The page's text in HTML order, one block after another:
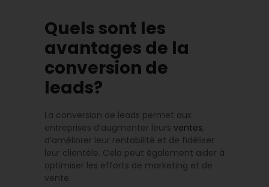
Quels sont les
avantages de la
conversion de
leads?
La conversion de leads permet aux
entreprises d’augmenter leurs ventes,
d’améliorer leur rentabilité et de fidéliser
leur clientèle. Cela peut également aider à
optimiser les efforts de marketing et de
vente.